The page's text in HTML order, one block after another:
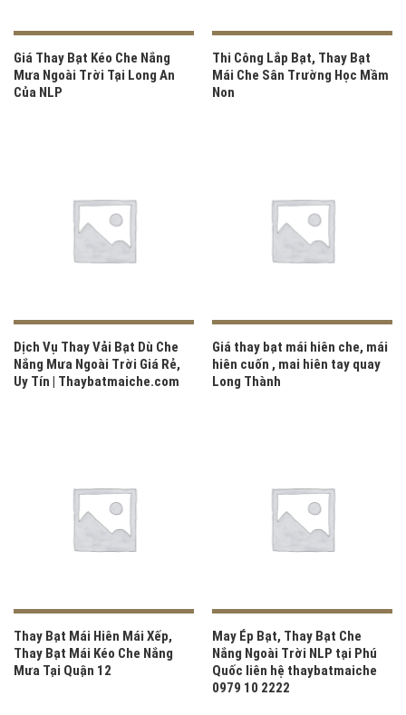
Giá Thay Bạt Kéo Che Nắng
Mưa Ngoài Trời Tại Long An
Của NLP
Thi Công Lắp Bạt, Thay Bạt
Mái Che Sân Trường Học Mầm
Non
Dịch Vụ Thay Vải Bạt Dù Che
Nắng Mưa Ngoài Trời Giá Rẻ,
Uy Tín | Thaybatmaiche.com
Giá thay bạt mái hiên che, mái
hiên cuốn , mai hiên tay quay
Long Thành
Thay Bạt Mái Hiên Mái Xếp,
Thay Bạt Mái Kéo Che Nắng
Mưa Tại Quận 12
May Ép Bạt, Thay Bạt Che
Nắng Ngoài Trời NLP tại Phú
Quốc liên hệ thaybatmaiche
0979 10 2222